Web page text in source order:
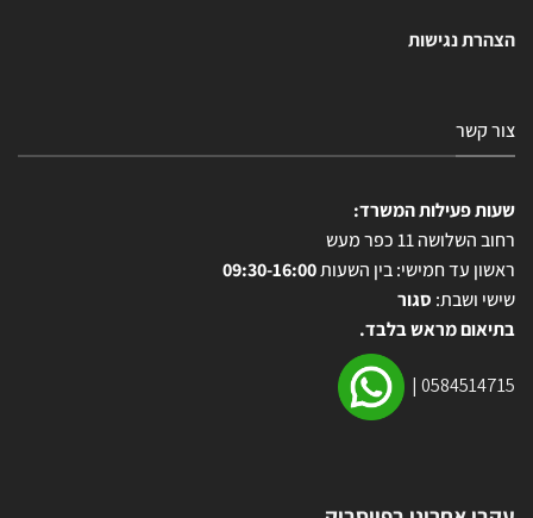
הצהרת נגישות
צור קשר
שעות פעילות המשרד:
רחוב השלושה 11 כפר מעש
ראשון עד חמישי: בין השעות09:30-16:00
שישי ושבת: סגור
בתיאום מראש בלבד.
0584514715
|